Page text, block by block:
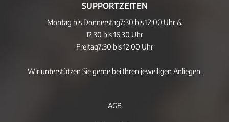
SUPPORTZEITEN
Montag bis Donnerstag7:30 bis 12:00 Uhr &
12:30 bis 16:30 Uhr
Freitag7:30 bis 12:00 Uhr
Wir unterstützen Sie gerne bei Ihren jeweiligen Anliegen.
AGB